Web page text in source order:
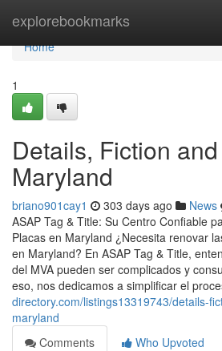
explorebookmarks
Home
Home
1
Details, Fiction
Maryland
briano901cay1 303 days ago News
ASAP Tag & Title: Su Centro Confiable
Placas en Maryland ¿Necesita renovar
en Maryland? En ASAP Tag & Title,
del MVA pueden ser complicados y
eso, nos dedicamos a simplificar el
directory.com/listings13319743/details-
maryland
Comments
Who Upvoted